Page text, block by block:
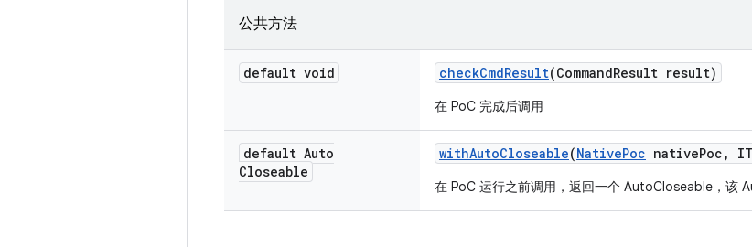
公共方法
default void checkCmdResult(CommandResult result)
在 PoC 完成后调用
default Auto
Closeable
withAutoCloseable(NativePoc nativePoc ,
在 PoC 运行之前调用，返回一个 AutoCloseable，该